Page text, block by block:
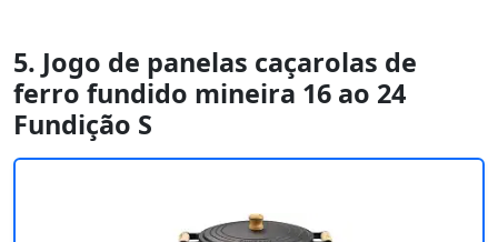
5. Jogo de panelas caçarolas de
ferro fundido mineira 16 ao 24
Fundição S